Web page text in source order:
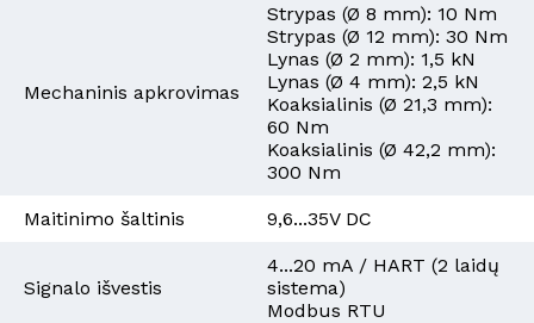
Mechaninis apkrovimas
Strypas (Ø 8 mm): 10 Nm
Strypas (Ø 12 mm): 30 Nm
Lynas (Ø 2 mm): 1,5 kN
Lynas (Ø 4 mm): 2,5 kN
Koaksialinis (Ø 21,3 mm):
60 Nm
Koaksialinis (Ø 42,2 mm):
300 Nm
Maitinimo šaltinis 9,6...35V DC
Signalo išvestis
4...20 mA / HART (2 laidų
sistema)
Modbus RTU